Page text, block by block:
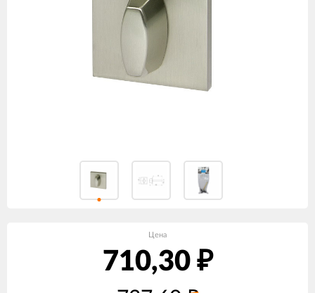
Цена
710,30 ₽